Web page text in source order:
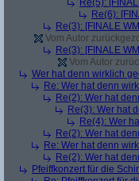
Re(5):
Re(6):
Re(3): [FINALE
Vom Autor
Re(3): [FINALE
Vom Autor
Wer hat denn wirklich
Re: Wer hat denn
Re(2): Wer hat
Re(3): Wer hat
Re(4): Wer
Re(2): Wer hat
Re: Wer hat denn
Re(2): Wer hat
Pfeiffkonzert für die